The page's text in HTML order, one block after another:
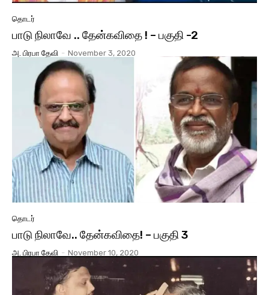
தொடர்
பாடு நிலாவே .. தேன்கவிதை ! – பகுதி -2
அ. பிரபா தேவி - November 3, 2020
தொடர்
பாடு நிலாவே.. தேன்கவிதை! – பகுதி 3
அ. பிரபா தேவி - November 10, 2020